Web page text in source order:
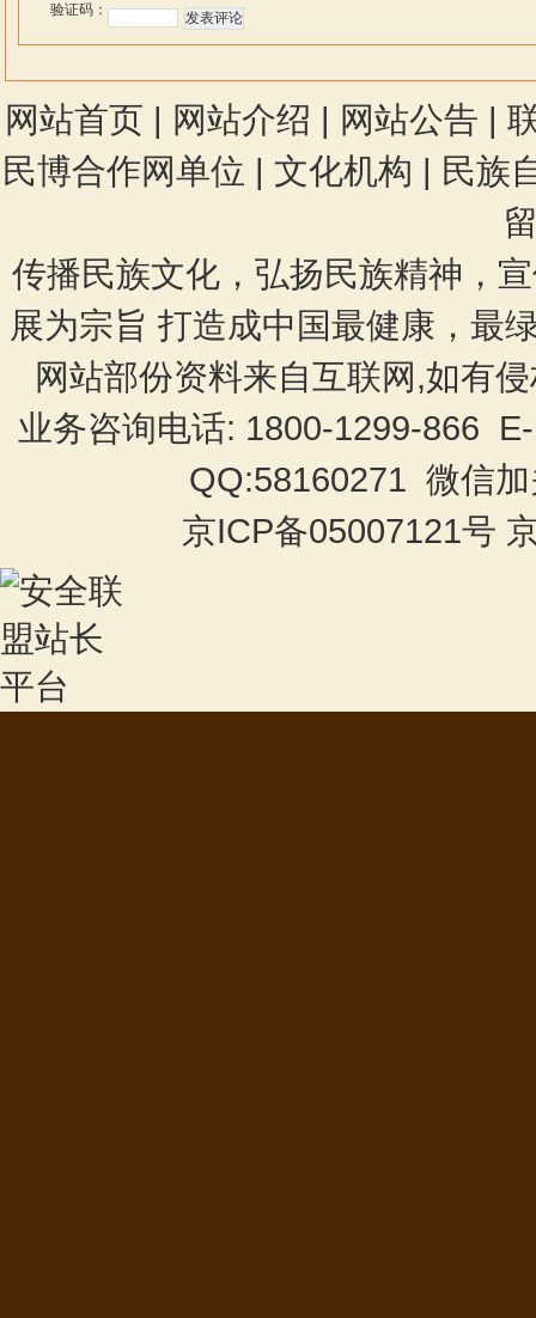
验证码：
网站首页 | 网站介绍 | 网站公告 |
民博合作网单位 | 文化机构 | 民族
传播民族文化，弘扬民族精神，
展为宗旨 打造成中国最健康，最
网站部份资料来自互联网,如有
业务咨询电话: 1800-1299-866
QQ:58160271 微信
京ICP备05007121号